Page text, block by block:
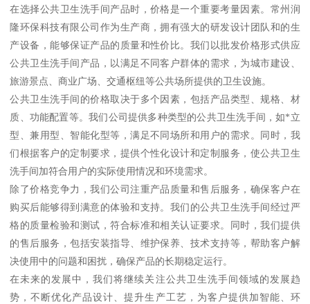
在选择公共卫生洗手间产品时，价格是一个重要考量因素。常州润
隆环保科技有限公司作为生产商，拥有强大的研发设计团队和的生
产设备，能够保证产品的质量和性价比。我们以批发价格形式供应
公共卫生洗手间产品，以满足不同客户群体的需求，为城市建设、
旅游景点、商业广场、交通枢纽等公共场所提供的卫生设施。
公共卫生洗手间的价格取决于多个因素，包括产品类型、规格、材
质、功能配置等。我们公司提供多种类型的公共卫生洗手间，如*立
型、兼用型、智能化型等，满足不同场所和用户的需求。同时，我
们根据客户的定制要求，提供个性化设计和定制服务，使公共卫生
洗手间加符合用户的实际使用情况和环境需求。
除了价格竞争力，我们公司注重产品质量和售后服务，确保客户在
购买后能够得到满意的体验和支持。我们的公共卫生洗手间经过严
格的质量检验和测试，符合标准和相关认证要求。同时，我们提供
的售后服务，包括安装指导、维护保养、技术支持等，帮助客户解
决使用中的问题和困扰，确保产品的长期稳定运行。
在未来的发展中，我们将继续关注公共卫生洗手间领域的发展趋
势，不断优化产品设计、提升生产工艺，为客户提供加智能、环